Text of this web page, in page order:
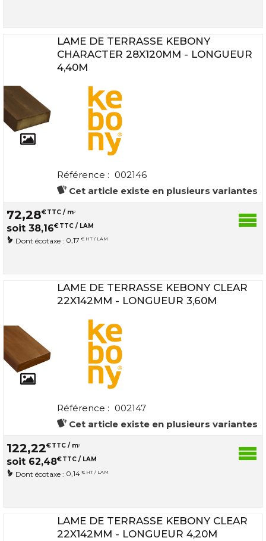
LAME DE TERRASSE KEBONY
CHARACTER 28X120MM - LONGUEUR
4,40M
Référence : 002146
Cet article existe en plusieurs variantes
72,28€TTC / m2
soit 38,16€TTC / LAM
Dont écotaxe : 0,17 € HT / LAM
LAME DE TERRASSE KEBONY CLEAR
22X142MM - LONGUEUR 3,60M
Référence : 002147
Cet article existe en plusieurs variantes
122,22€TTC / m2
soit 62,48€TTC / LAM
Dont écotaxe : 0,14 € HT / LAM
LAME DE TERRASSE KEBONY CLEAR
22X142MM - LONGUEUR 4,20M